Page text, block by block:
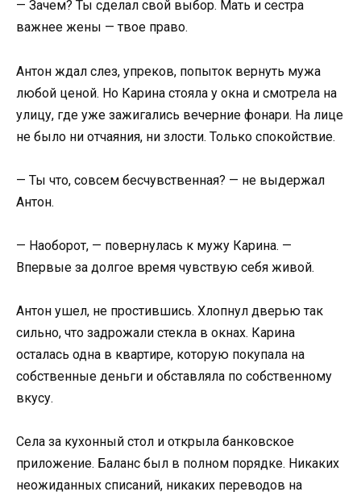
— Зачем? Ты сделал свой выбор. Мать и сестра
важнее жены — твое право.
Антон ждал слез, упреков, попыток вернуть мужа
любой ценой. Но Карина стояла у окна и смотрела на
улицу, где уже зажигались вечерние фонари. На лице
не было ни отчаяния, ни злости. Только спокойствие.
— Ты что, совсем бесчувственная? — не выдержал
Антон.
— Наоборот, — повернулась к мужу Карина. —
Впервые за долгое время чувствую себя живой.
Антон ушел, не простившись. Хлопнул дверью так
сильно, что задрожали стекла в окнах. Карина
осталась одна в квартире, которую покупала на
собственные деньги и обставляла по собственному
вкусу.
Села за кухонный стол и открыла банковское
приложение. Баланс был в полном порядке. Никаких
неожиданных списаний, никаких переводов на